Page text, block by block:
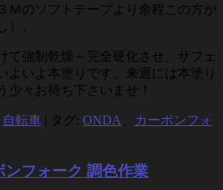
Ｍのソフトテープより余程この方が
）。
て強制乾燥～完全硬化させ、サフェ
よいよ本塗りです。来週には本塗り
少々お待ち下さいませ！
自転車 | タグ: ONDA
カーボンフォ
フォーク 調色作業